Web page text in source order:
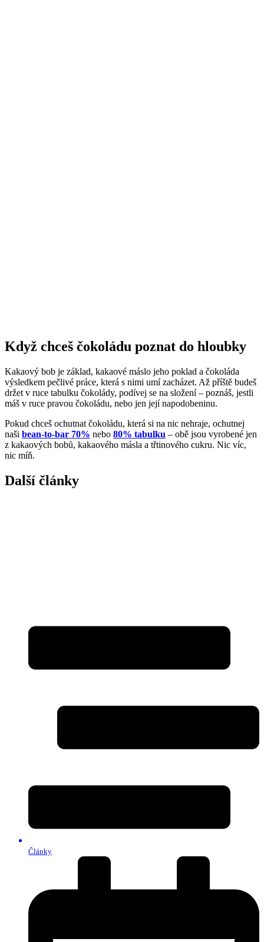
Když chceš čokoládu poznat do hloubky
Kakaový bob je základ, kakaové máslo jeho poklad a čokoláda
výsledkem pečlivé práce, která s nimi umí zacházet. Až příště budeš
držet v ruce tabulku čokolády, podívej se na složení – poznáš, jestli
máš v ruce pravou čokoládu, nebo jen její napodobeninu.
Pokud chceš ochutnat čokoládu, která si na nic nehraje, ochutnej
naši bean-to-bar 70% nebo 80% tabulku – obě jsou vyrobené jen
z kakaových bobů, kakaového másla a třtinového cukru. Nic víc,
nic míň.
Další články
Články